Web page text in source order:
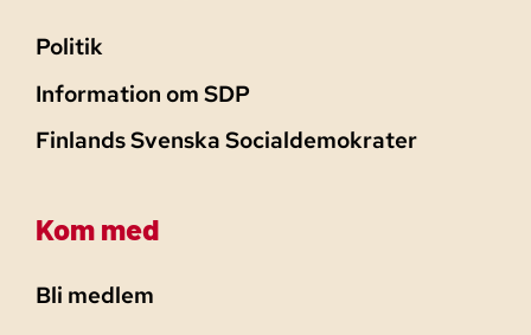
Politik
Information om SDP
Finlands Svenska Socialdemokrater
Kom med
Bli medlem